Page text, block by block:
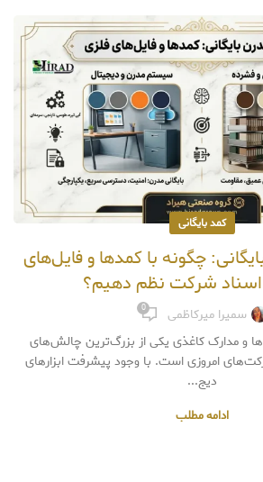
کمد بایگانی
چگونه با کمدها و فایل‌های
اسناد شرکت نظم دهیم؟
سمیرا میرکاظمی 0
و مدارک کاغذی یکی از بزرگ‌ترین چالش‌های
امروزی است. با وجود پیشرفت ابزارهای
دیج...
ادامه مطلب